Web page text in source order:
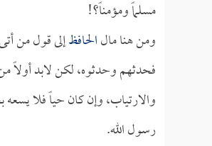
مسلماً ومؤمناً؟!
ومن هنا مالالحافظإلى قول من
فحدثهم وحدثوه، لكن لابد أولاً
والارتياب، وإن كان حياً فلا يسعه
رسول الله.